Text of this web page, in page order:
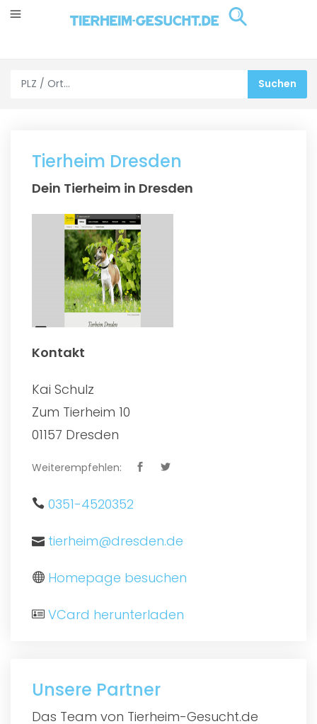
Tierheim Dresden
Dein Tierheim in Dresden
Kontakt
Kai Schulz
Zum Tierheim 10
01157 Dresden
Weiterempfehlen:
0351-4520352
tierheim@dresden.de
Homepage besuchen
VCard herunterladen
Unsere Partner
Das Team von Tierheim-Gesucht.de